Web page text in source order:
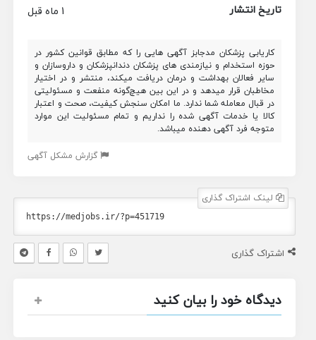
تاریخ انتشار
1 ماه قبل
کاریابی پزشکان مدجابز آگهی هایی را که مطابق قوانین کشور در
حوزه استخدام و نیازمندی های پزشکان دندانپزشکان و داروسازان و
سایر فعالان بهداشت و درمان دریافت میکند، منتشر و در اختیار
مخاطبان قرار میدهد و در این بین هیچ‌گونه منفعت و مسئولیتی
در قبال معامله شما ندارد. ما امکان سنجش کیفیت، صحت و اعتبار
کالا یا خدمات آگهی شده را نداریم و تمام مسئولیت این موارد
متوجه فرد آگهی دهنده میباشد.
گزارش مشکل آگهی
لینک اشتراک گذاری
اشتراک گذاری
دیدگاه خود را بیان کنید